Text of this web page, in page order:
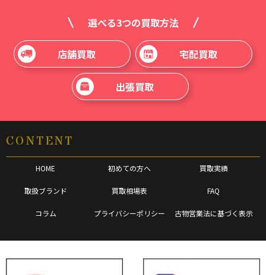
選べる3つの買取方法
店舗買取 宅配買取
出張買取
CONTENT
HOME 初めての方へ 買取実績
取扱ブランド 買取相場表 FAQ
コラム プライバシーポリシー 古物営業法に基づく表示